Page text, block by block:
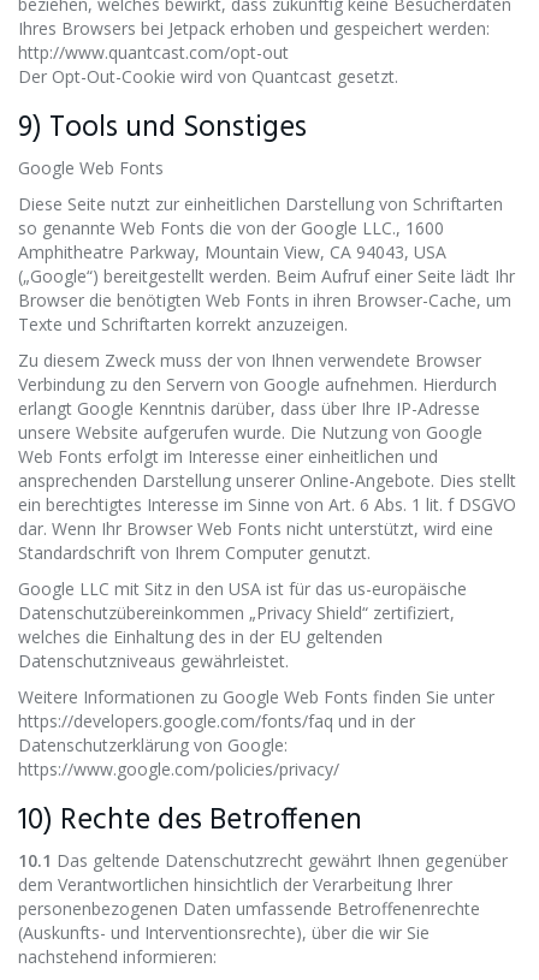
Ihres Browsers bei Jetpack erhoben und gespeichert werden:
http://www.quantcast.com/opt-out
Der Opt-Out-Cookie wird von Quantcast gesetzt.
9) Tools und Sonstiges
Google Web Fonts
Diese Seite nutzt zur einheitlichen Darstellung von Schriftarten
so genannte Web Fonts die von der Google LLC., 1600
Amphitheatre Parkway, Mountain View, CA 94043, USA
(„Google“) bereitgestellt werden. Beim Aufruf einer Seite lädt Ihr
Browser die benötigten Web Fonts in ihren Browser-Cache, um
Texte und Schriftarten korrekt anzuzeigen.
Zu diesem Zweck muss der von Ihnen verwendete Browser
Verbindung zu den Servern von Google aufnehmen. Hierdurch
erlangt Google Kenntnis darüber, dass über Ihre IP-Adresse
unsere Website aufgerufen wurde. Die Nutzung von Google
Web Fonts erfolgt im Interesse einer einheitlichen und
ansprechenden Darstellung unserer Online-Angebote. Dies stellt
ein berechtigtes Interesse im Sinne von Art. 6 Abs. 1 lit. f DSGVO
dar. Wenn Ihr Browser Web Fonts nicht unterstützt, wird eine
Standardschrift von Ihrem Computer genutzt.
Google LLC mit Sitz in den USA ist für das us-europäische
Datenschutzübereinkommen „Privacy Shield“ zertifiziert,
welches die Einhaltung des in der EU geltenden
Datenschutzniveaus gewährleistet.
Weitere Informationen zu Google Web Fonts finden Sie unter
https://developers.google.com/fonts/faq und in der
Datenschutzerklärung von Google:
https://www.google.com/policies/privacy/
10) Rechte des Betroffenen
10.1 Das geltende Datenschutzrecht gewährt Ihnen gegenüber
dem Verantwortlichen hinsichtlich der Verarbeitung Ihrer
personenbezogenen Daten umfassende Betroffenenrechte
(Auskunfts- und Interventionsrechte), über die wir Sie
nachstehend informieren: